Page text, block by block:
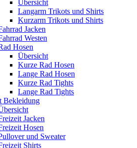
Übersicht
Langarm Trikots und Shirts
Kurzarm Trikots und Shirts
Jacken
Westen
Hosen
Übersicht
Kurze Rad Hosen
Lange Rad Hosen
Kurze Rad Tights
Lange Rad Tights
Bekleidung
Jacken
Hosen
und Sweater
Shirts